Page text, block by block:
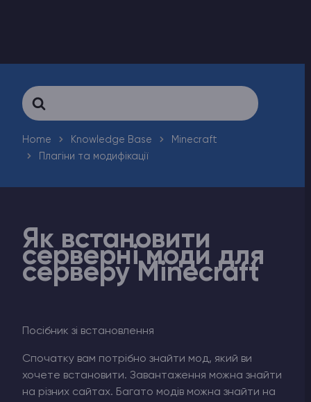
Search
For
Home Knowledge Base
Minecraft
Плагіни та модифікації
Як встановити
серверні моди для
серверу Minecraft
Посібник зі встановлення
Спочатку вам потрібно знайти мод, який ви
хочете встановити. Завантаження можна знайти
на різних сайтах. Багато модів можна знайти на